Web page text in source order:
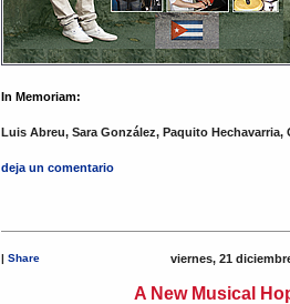
In Memoriam:
Luis Abreu, Sara González, Paquito
deja un comentario
| Share viernes, 21
A New Musical